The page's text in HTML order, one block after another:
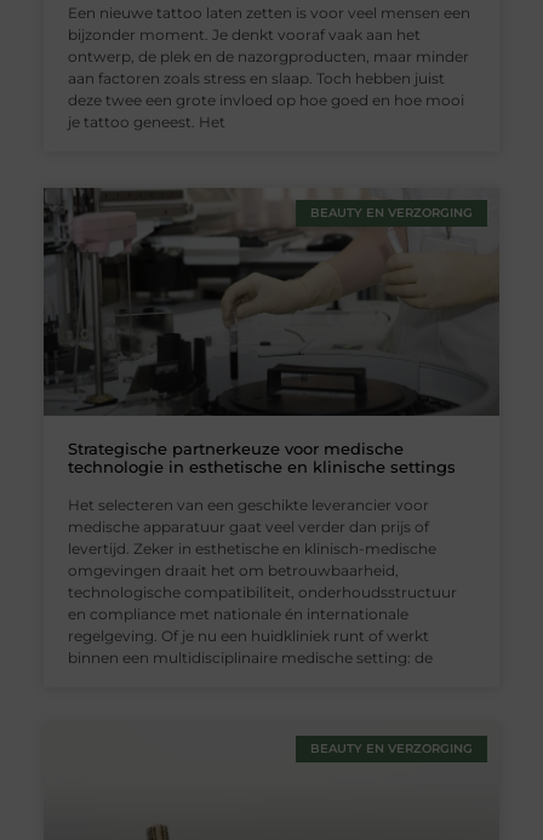
Een nieuwe tattoo laten zetten is voor veel mensen een
bijzonder moment. Je denkt vooraf vaak aan het
ontwerp, de plek en de nazorgproducten, maar minder
aan factoren zoals stress en slaap. Toch hebben juist
deze twee een grote invloed op hoe goed en hoe mooi
je tattoo geneest. Het
BEAUTY EN VERZORGING
Strategische partnerkeuze voor medische
technologie in esthetische en klinische settings
Het selecteren van een geschikte leverancier voor
medische apparatuur gaat veel verder dan prijs of
levertijd. Zeker in esthetische en klinisch-medische
omgevingen draait het om betrouwbaarheid,
technologische compatibiliteit, onderhoudsstructuur
en compliance met nationale én internationale
regelgeving. Of je nu een huidkliniek runt of werkt
binnen een multidisciplinaire medische setting: de
BEAUTY EN VERZORGING